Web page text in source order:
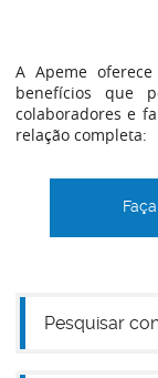
A Apeme
benefícios que
colaboradores e
relação completa: